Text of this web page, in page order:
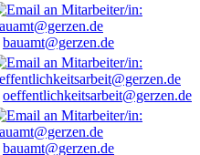
bauamt@gerzen.de
oeffentlichkeitsarbeit@gerzen.de
bauamt@gerzen.de